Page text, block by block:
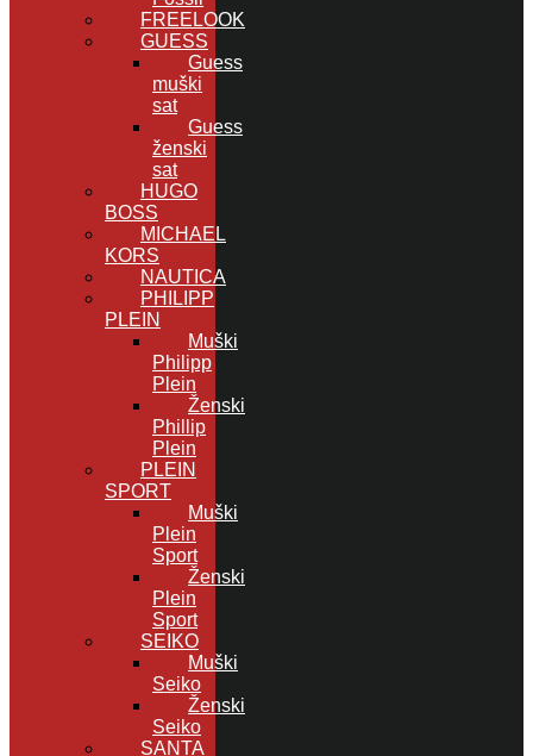
FREELOOK
GUESS
Guess
muški
sat
Guess
ženski
sat
HUGO
BOSS
MICHAEL
KORS
NAUTICA
PHILIPP
PLEIN
Muški
Philipp
Plein
Ženski
Phillip
Plein
PLEIN
SPORT
Muški
Plein
Sport
Ženski
Plein
Sport
SEIKO
Muški
Seiko
Ženski
Seiko
SANTA